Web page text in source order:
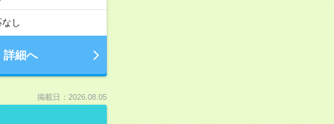
し
詳細へ
掲載日：2026.08.05